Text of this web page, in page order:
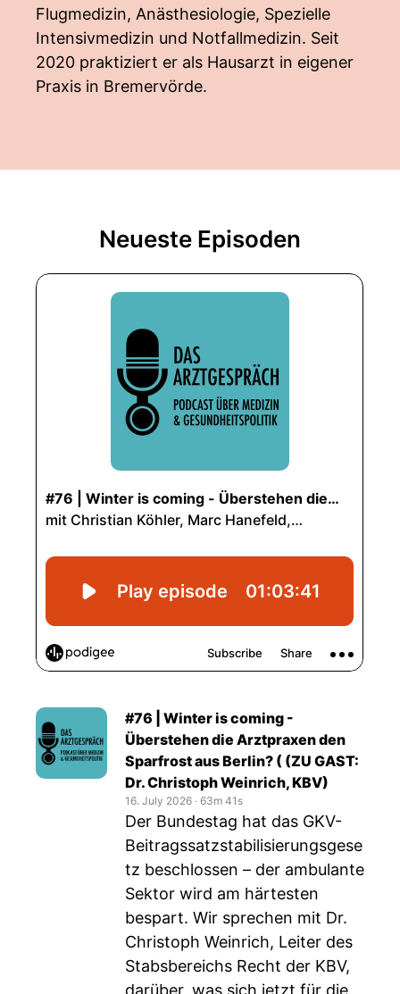
Flugmedizin, Anästhesiologie, Spezielle
Intensivmedizin und Notfallmedizin. Seit
2020 praktiziert er als Hausarzt in eigener
Praxis in Bremervörde.
Neueste Episoden
#76 | Winter is coming -
Überstehen die Arztpraxen den
Sparfrost aus Berlin? ( (ZU GAST:
Dr. Christoph Weinrich, KBV)
16. July 2026 ‧ 63m 41s
Der Bundestag hat das GKV-
Beitragssatzstabilisierungsgese
tz beschlossen – der ambulante
Sektor wird am härtesten
bespart. Wir sprechen mit Dr.
Christoph Weinrich, Leiter des
Stabsbereichs Recht der KBV,
darüber, was sich jetzt für die